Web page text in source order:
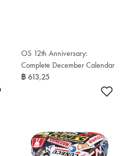
OS 12th Anniversary:
Complete December Calendar
฿ 613,25
เพิ่มในรายการโปรด เ